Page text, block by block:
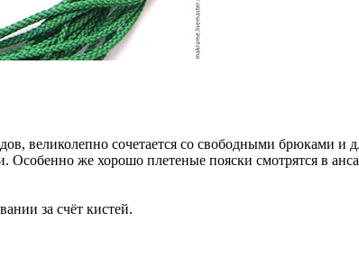
великолепно сочетается со свободными брюками и
Особенно же хорошо плетеные пояски смотрятся в
за счёт кистей.